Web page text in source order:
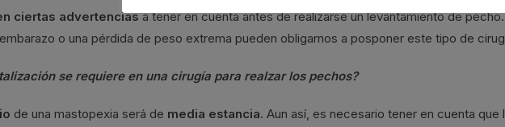
ciertas advertenciasa tener en cuenta antes de realizarse un levantamiento de pecho.
o una pérdida de peso extrema pueden obligarnos a posponer este tipo de
se requiere en una cirugía para realzar los pechos?
de una mastopexia será de media estancia. Aun así, es necesario tener en cuenta que